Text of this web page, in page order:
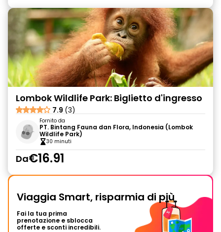
Lombok Wildlife Park: Biglietto d'ingresso
7.9 (3)
Fornito da
PT. Bintang Fauna dan Flora, Indonesia (Lombok
Wildlife Park)
30 minuti
Da€16.91
Viaggia Smart, risparmia di più
Fai la tua prima
prenotazione e sblocca
offerte e sconti incredibili.